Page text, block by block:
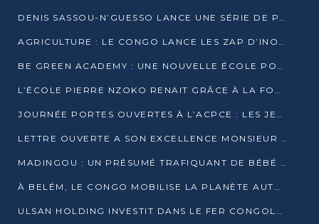
DENIS SASSOU-N’GUESSO LANCE UNE SÉRIE DE PROJETS DANS LE KOUILOU
AGRICULTURE : LE CONGO LANCE LES ZAP D’INONI ET YONO
BE GREEN ACADEMY : UNE NOUVELLE ÉCOLE POUR LES MÉTIERS DE L’ÉCOLOGIE À POINTE-NOIRE
L’ÉCOLE PIERRE NZOKO RENAIT GRÂCE À LA FONDATION MUCODEC
JOURNÉE PORTES OUVERTES À L’ACPCE : LES JEUNES EN IMMERSION DANS L’ENTREPRISE
LETTRE OUVERTE A SON EXCELLENCE MONSIEUR DENIS SASSOU NGUESSO, PRESIDENT DE LAREPUBLIQUE DU CONGO
MADINGOU : UN PRÉSUMÉ TRAFIQUANT DE BÉBÉ CHIMPANZÉ FIXÉ SUR SON SORT LE 20 NOVEMBRE
À BELÉM, LE CONGO MOBILISE LA PLANÈTE AUTOUR DU FONDS BLEU POUR LE BASSIN DU CONGO
ULSAN HOLDING INVESTIT DANS LE FER CONGOLAIS